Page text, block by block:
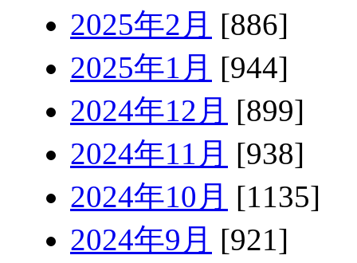
2025年2月 [886]
2025年1月 [944]
2024年12月 [899]
2024年11月 [938]
2024年10月 [1135]
2024年9月 [921]